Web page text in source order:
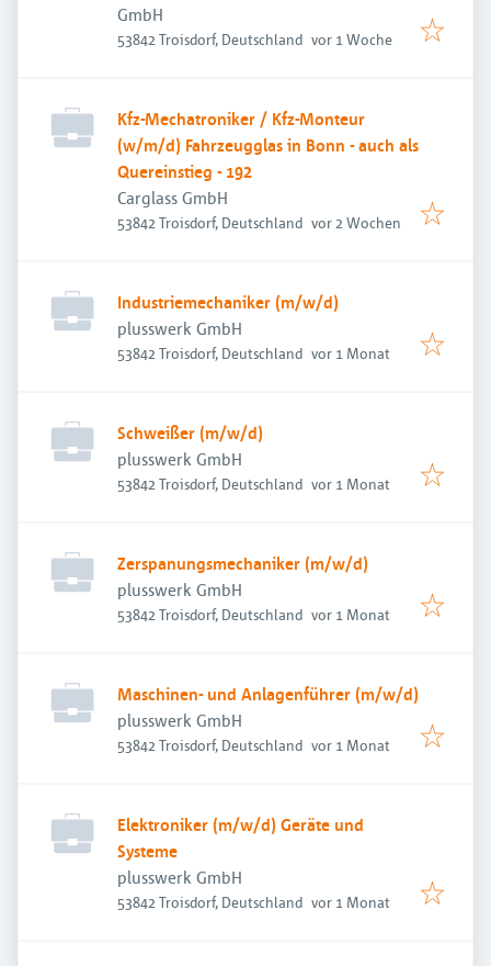
GmbH
53842 Troisdorf, Deutschland Veröffentlicht
vor 1 Woche
Kfz-Mechatroniker / Kfz-Monteur
(w/m/d) Fahrzeugglas in Bonn - auch als
Quereinstieg - 192
Carglass GmbH
53842 Troisdorf, Deutschland Veröffentlicht
vor 2 Wochen
Industriemechaniker (m/w/d)
plusswerk GmbH
53842 Troisdorf, Deutschland Veröffentlicht
vor 1 Monat
Schweißer (m/w/d)
plusswerk GmbH
53842 Troisdorf, Deutschland Veröffentlicht
vor 1 Monat
Zerspanungsmechaniker (m/w/d)
plusswerk GmbH
53842 Troisdorf, Deutschland Veröffentlicht
vor 1 Monat
Maschinen- und Anlagenführer (m/w/d)
plusswerk GmbH
53842 Troisdorf, Deutschland Veröffentlicht
vor 1 Monat
Elektroniker (m/w/d) Geräte und
Systeme
plusswerk GmbH
53842 Troisdorf, Deutschland Veröffentlicht
vor 1 Monat